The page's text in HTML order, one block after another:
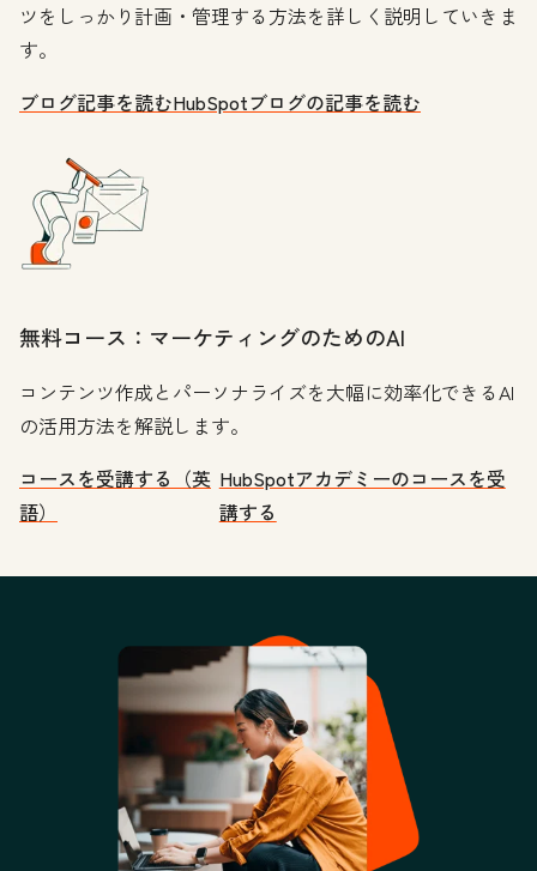
ツをしっかり計画・管理する方法を詳しく説明していきま
す。
ブログ記事を読むHubSpotブログの記事を読む
無料コース：マーケティングのためのAI
コンテンツ作成とパーソナライズを大幅に効率化できるAI
の活用方法を解説します。
コースを受講する（英
語）
HubSpotアカデミーのコースを受
講する